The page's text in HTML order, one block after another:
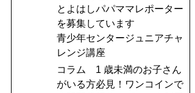
とよはしパパママレポーター
を募集しています
青少年センタージュニアチャ
レンジ講座
コラム 1 歳未満のお子さん
がいる方必見！ワンコインで